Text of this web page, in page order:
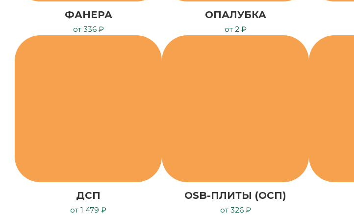
ФАНЕРА
от 336 ₽
ОПАЛУБКА
от 2 ₽
ДСП
от 1 479 ₽
OSB-ПЛИТЫ (ОСП)
от 326 ₽